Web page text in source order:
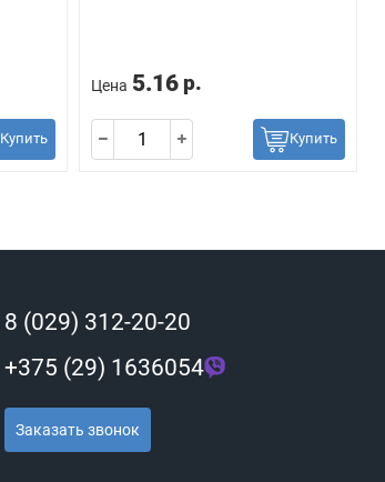
Купить
Цена 5.16 р.
Купить
8 (029) 312-20-20
+375 (29) 1636054
Заказать звонок